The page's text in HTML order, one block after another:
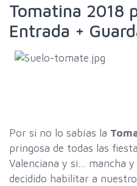
Tomatina 2018
Entrada +
Por si no lo sabías la
pringosa de todas las
Valenciana y si… mancha
decidido habilitar a